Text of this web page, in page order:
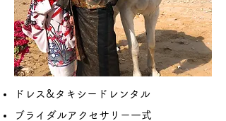
ドレス&タキシードレンタル
ブライダルアクセサリー一式